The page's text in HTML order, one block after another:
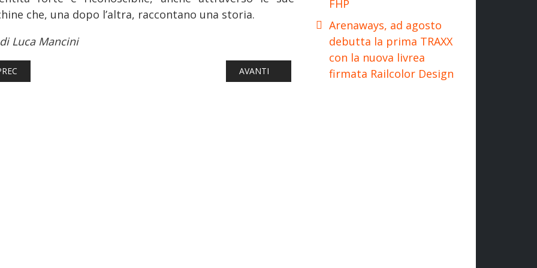
che, una dopo l’altra, raccontano una storia.
Luca Mancini
PRECEDENTE: FERROVIE: ACCANTONAMENTO PER TRE RIMORCHI EX SISTEMI TERRITORIALI [VIDEO]
ARTICOLO SUCCESSIVO: FERROVIE: TRANSWAGGON LANCIA IL NUOVO
AVANTI
FHP
Arenaways, ad agosto
debutta la prima TRAXX
con la nuova livrea
firmata Railcolor Design